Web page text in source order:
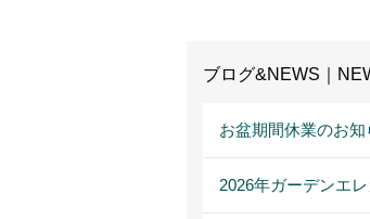
ブログ&NEWS｜
お盆期間休業のお知
2026年ガーデンエ